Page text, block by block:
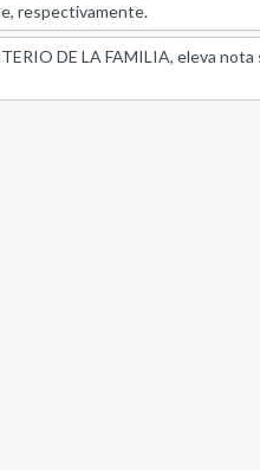
respectivamente.
DE LA FAMILIA, eleva